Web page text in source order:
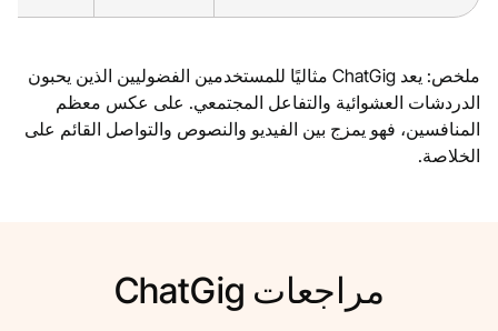
ملخص: يعد ChatGig مثاليًا للمستخدمين الفضوليين الذين يحبون
الدردشات العشوائية والتفاعل المجتمعي. على عكس معظم
المنافسين، فهو يمزج بين الفيديو والنصوص والتواصل القائم على
الخلاصة.
مراجعات ChatGig